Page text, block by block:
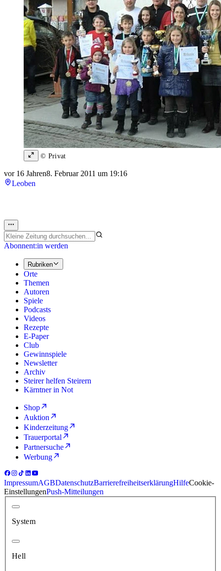
© Privat
vor 16 Jahren8. Februar 2011 um 19:16
Leoben
Abonnent:in werden
Rubriken
Orte
Themen
Autoren
Spiele
Podcasts
Videos
Rezepte
E-Paper
Club
Gewinnspiele
Newsletter
Archiv
Steirer helfen Steirern
Kärntner in Not
Shop
Auktion
Kinderzeitung
Trauerportal
Partnersuche
Werbung
ImpressumAGBDatenschutzBarrierefreiheitserklärungHilfeCookie-
EinstellungenPush-Mitteilungen
System
Hell